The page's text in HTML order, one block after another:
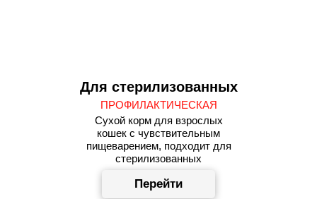
Для стерилизованных
Сухой корм для взрослых
кошек с чувствительным
пищеварением, подходит для
стерилизованных
ПРОФИЛАКТИЧЕСКАЯ
Перейти